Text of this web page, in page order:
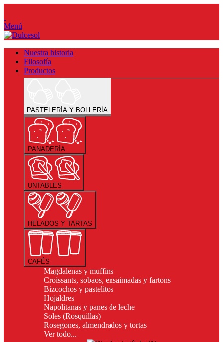
Menú
Nuestra historia
Filosofía
Productos
PASTELERÍA Y BOLLERÍA
PANADERÍA
UNTABLES
HELADOS Y TARTAS
CAFÉS
Magdalenas y muffins
Croissants, sobaos, ensaimadas y fartons
Bizcochos y pastelitos
Hojaldres
Napolitanas y panes de leche
Soles (Rosquillas)
Rosegones, almendrados y tortas
Ver todo...